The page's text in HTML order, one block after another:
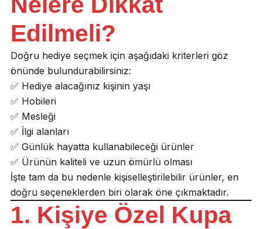
Edilmeli?
Doğru hediye seçmek için aşağıdaki kriterleri göz
önünde bulundurabilirsiniz:
✅ Hediye alacağınız kişinin yaşı
✅ Hobileri
✅ Mesleği
✅ İlgi alanları
✅ Günlük hayatta kullanabileceği ürünler
✅ Ürünün kaliteli ve uzun ömürlü olması
İşte tam da bu nedenle kişiselleştirilebilir ürünler, en
doğru seçeneklerden biri olarak öne çıkmaktadır.
1. Kişiye Özel Kupa